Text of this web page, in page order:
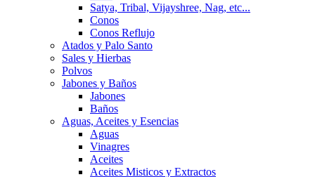
Satya, Tribal, Vijayshree, Nag, etc...
Conos
Conos Reflujo
Atados y Palo Santo
Sales y Hierbas
Polvos
Jabones y Baños
Jabones
Baños
Aguas, Aceites y Esencias
Aguas
Vinagres
Aceites
Aceites Misticos y Extractos